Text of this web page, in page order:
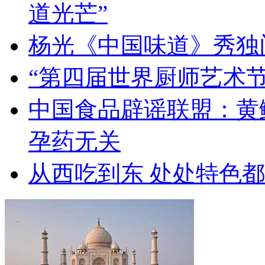
道光芒”
杨光《中国味道》秀
“第四届世界厨师艺术
中国食品辟谣联盟：
孕药无关
从西吃到东 处处特色